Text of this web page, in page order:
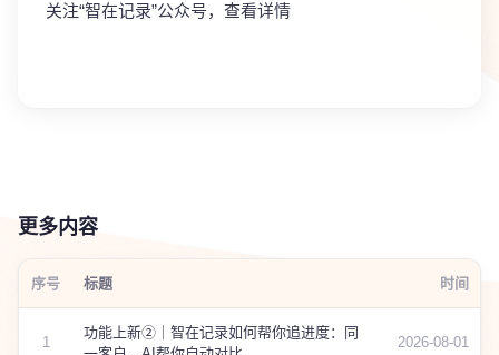
关注“智在记录”公众号，查看详情
更多内容
序号 标题 时间
1
功能上新②｜智在记录如何帮你追进度：同
2026-08-01